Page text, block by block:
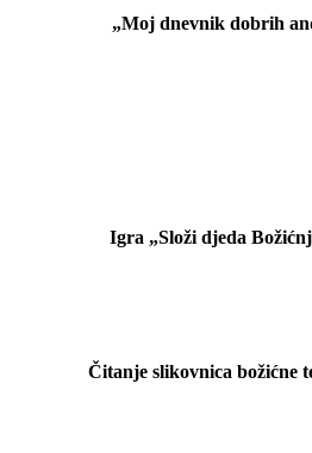
„Moj dnevnik dobrih
Igra „Složi djeda
Čitanje slikovnica božićne